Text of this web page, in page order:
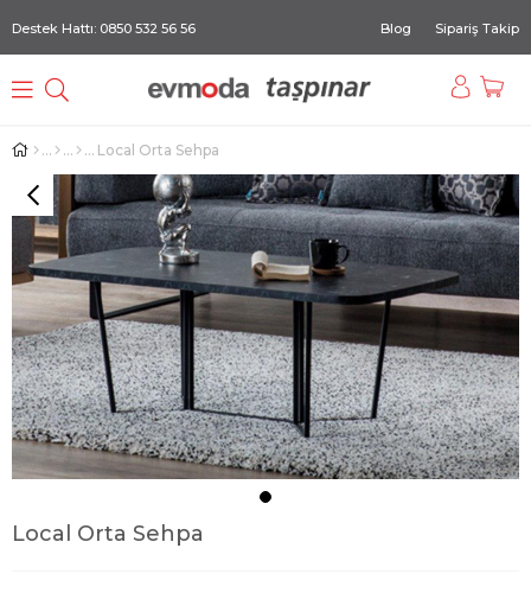
Destek Hattı: 0850 532 56 56 Blog Sipariş Takip
Local Orta Sehpa
Local Orta Sehpa